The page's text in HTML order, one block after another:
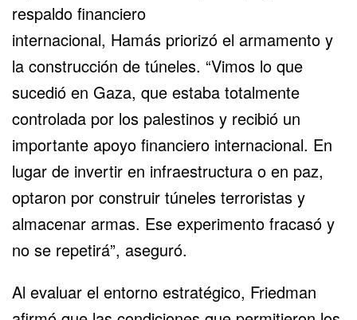
respaldo financiero
internacional, Hamás priorizó el armamento y
la construcción de túneles. “Vimos lo que
sucedió en Gaza, que estaba totalmente
controlada por los palestinos y recibió un
importante apoyo financiero internacional. En
lugar de invertir en infraestructura o en paz,
optaron por construir túneles terroristas y
almacenar armas. Ese experimento fracasó y
no se repetirá”, aseguró.
Al evaluar el entorno estratégico, Friedman